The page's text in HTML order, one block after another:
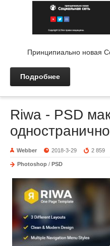
Принципиально новая
Подробнее
Riwa - PSD
Webber 2018-3-29 2 859
Photoshop / PSD